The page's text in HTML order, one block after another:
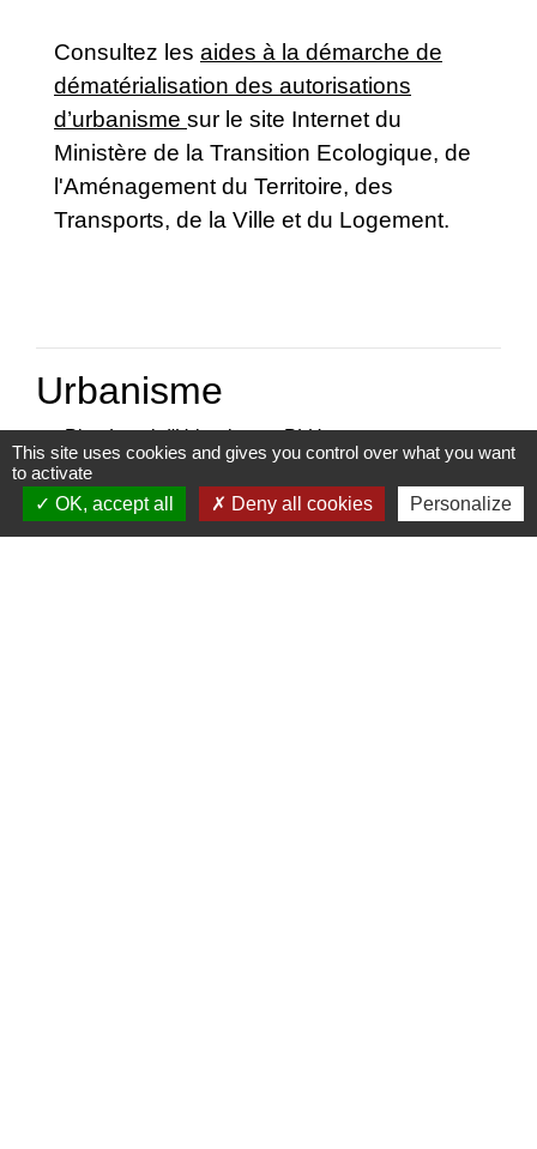
Consultez les aides à la démarche de
dématérialisation des autorisations
d’urbanisme sur le site Internet du
Ministère de la Transition Ecologique, de
l'Aménagement du Territoire, des
Transports, de la Ville et du Logement.
Urbanisme
keyboard_arrow_right
keyboard_arrow_rightRèglement Local de Publicité - RLP
This site uses cookies and gives you control over what you want
to activate
OK, accept all
Deny all cookies Personalize